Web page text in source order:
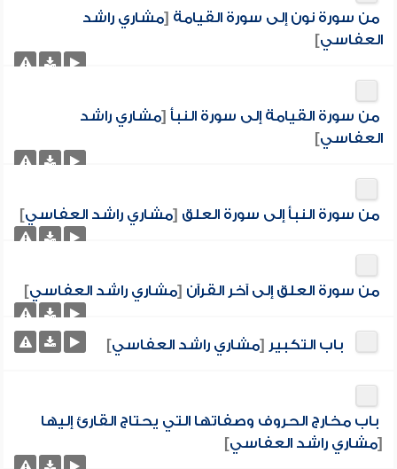
من سورة نون إلى سورة القيامة [مشاري راشد
العفاسي]
من سورة القيامة إلى سورة النبأ [مشاري راشد
العفاسي]
من سورة النبأ إلى سورة العلق [مشاري راشد العفاسي]
من سورة العلق إلى آخر القرآن [مشاري راشد العفاسي]
باب التكبير [مشاري راشد العفاسي]
باب مخارج الحروف وصفاتها التي يحتاج القارئ إليها
[مشاري راشد العفاسي]